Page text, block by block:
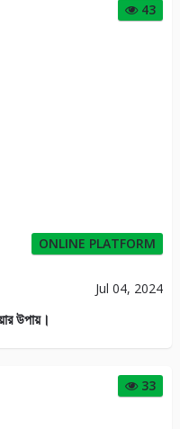
43
ONLINE PLATFORM
Jul 04, 2024
উপায়।
33